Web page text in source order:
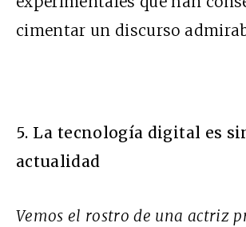
cimentar un discurso
5. La tecnología digital es
actualidad
Vemos el rostro de una actriz